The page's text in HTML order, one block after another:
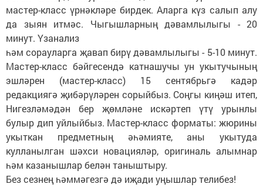
мастер-класс үрнәкләре бирдек. Аларга күз салып алу
да зыян итмәс. Чыгышларның дәвамлылыгы - 20
минут. Үзанализ
һәм сорауларга җавап бирү дәвамлылыгы - 5-10 минут.
Мастер-класс бәйгесендә катнашучы ун укытучының
эшләрен (мастер-класс) 15 сентябрьгә кадәр
редакциягә җибәрүләрен сорыйбыз. Соңгы киңәш итеп,
Нигезләмәдән бер җөмләне искәртеп үтү урынлы
булыр дип уйлыйбыз. Мастер-класс форматы: жюрины
укыткан предметның әһәмияте, аны укытуда
кулланылган шәхси новацияләр, оригиналь алымнар
һәм казанышлар белән таныштыру.
Без сезнең һәммәгезгә дә иҗади уңышлар телибез!